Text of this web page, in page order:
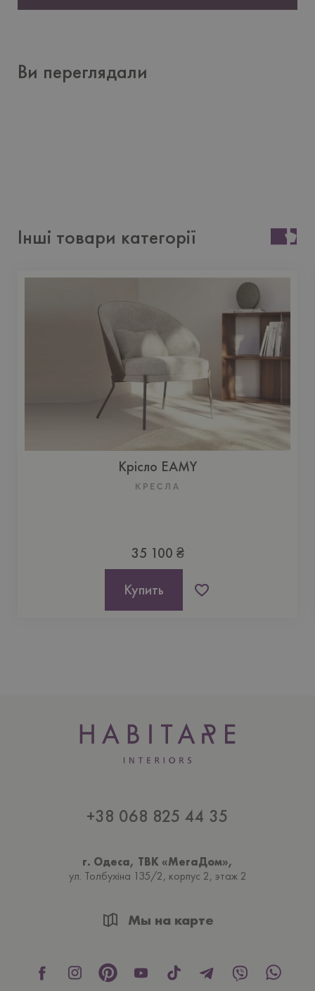
Ви переглядали
Інші товари категорії
Крісло EAMY
КРЕСЛА
35 100 ₴
Купить
+38 068 825 44 35
г. Одеса, ТВК «МегаДом»,
ул. Толбухiна 135/2, корпус 2, этаж 2
Мы на карте